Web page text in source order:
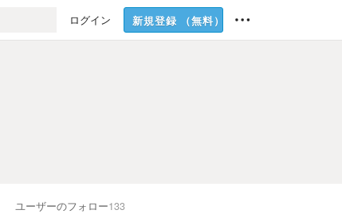
ログイン 新規登録 （無料）
ユーザーのフォロー133